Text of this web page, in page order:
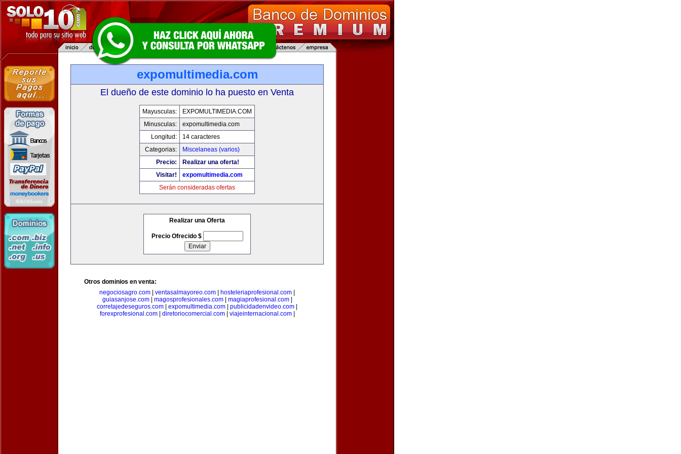
expomultimedia.com
El dueño de este dominio lo ha puesto en Venta
Mayusculas:
EXPOMULTIMEDIA.COM
Minusculas:
expomultimedia.com
Longitud:
14 caracteres
Categorias:
Miscelaneas (varios)
Precio:
Realizar una oferta!
Visitar!
expomultimedia.com
Serán consideradas ofertas
Realizar una Oferta
Precio Ofrecido $
Otros dominios en venta:
negociosagro.com
ventasalmayoreo.com hosteleriaprofesional.com
guiasanjose.com| magosprofesionales.com| magiaprofesional.com|
corretajedeseguros.com
expomultimedia.com publicidadenvideo.com
forexprofesional.com| diretoriocomercial.com| viajeinternacional.com|